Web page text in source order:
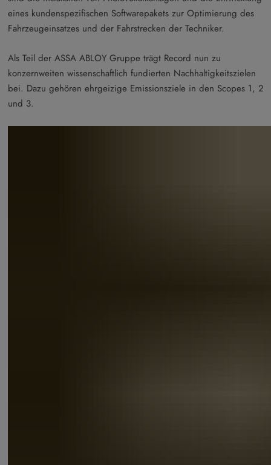
eines kundenspezifischen Softwarepakets zur Optimierung des
Fahrzeugeinsatzes und der Fahrstrecken der Techniker.
Als Teil der ASSA ABLOY Gruppe trägt Record nun zu
konzernweiten wissenschaftlich fundierten Nachhaltigkeitszielen
bei. Dazu gehören ehrgeizige Emissionsziele in den Scopes 1, 2
und 3.